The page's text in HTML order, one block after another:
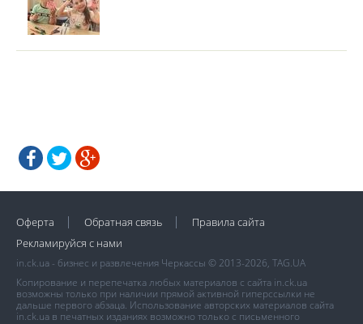
Оферта Обратная связь
Правила сайта
Рекламируйся с нами
in.ck.ua - бизнес и развлечения Черкассы © 2013-2026, TAG.UA
Копирование и перепечатка любых материалов с сайта in.ck.ua
возможны только при наличии прямой активной гиперссылки не
дальше первого абзаца. Использование авторских материалов сайта
in.ck.ua в печатных изданиях возможно только с письменного